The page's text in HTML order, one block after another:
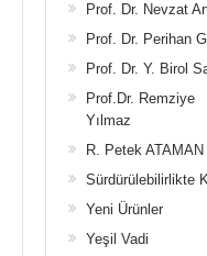
Prof. Dr. Nevzat
Prof. Dr. Perihan
Prof. Dr. Y. Birol
Prof.Dr. Remziye
Yılmaz
R. Petek ATAMAN
Sürdürülebilirlikte
Yeni Ürünler
Yeşil Vadi